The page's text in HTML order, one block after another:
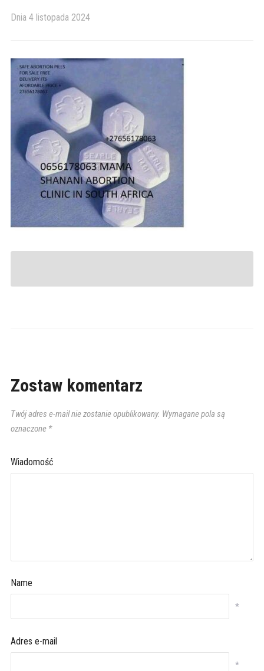
Dnia 4 listopada 2024
Zostaw komentarz
Twój adres e-mail nie zostanie opublikowany. Wymagane pola są
oznaczone *
Wiadomość
Name
*
Adres e-mail
*